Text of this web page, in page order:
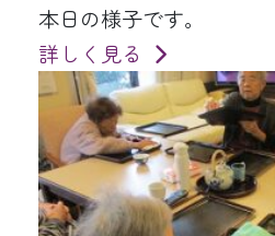
本日の様子です。
詳しく見る